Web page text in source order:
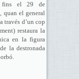
fins el 29 de
quan el general
través d’un cop
restaura la
en la figura
la destronada